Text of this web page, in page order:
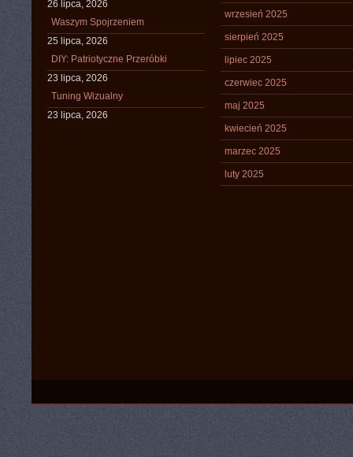
26 lipca, 2026
Waszym Spojrzeniem
25 lipca, 2026
DIY: Patriotyczne Przeróbki
23 lipca, 2026
Tuning Wizualny
23 lipca, 2026
wrzesień 2025
sierpień 2025
lipiec 2025
czerwiec 2025
maj 2025
kwiecień 2025
marzec 2025
luty 2025